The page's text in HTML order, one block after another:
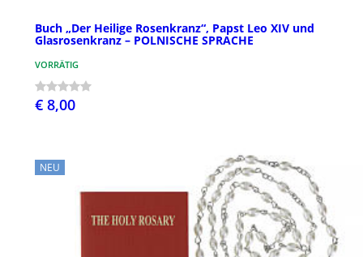
Buch „Der Heilige Rosenkranz“, Papst Leo XIV und
Glasrosenkranz – POLNISCHE SPRACHE
VORRÄTIG
€ 8,00
NEU